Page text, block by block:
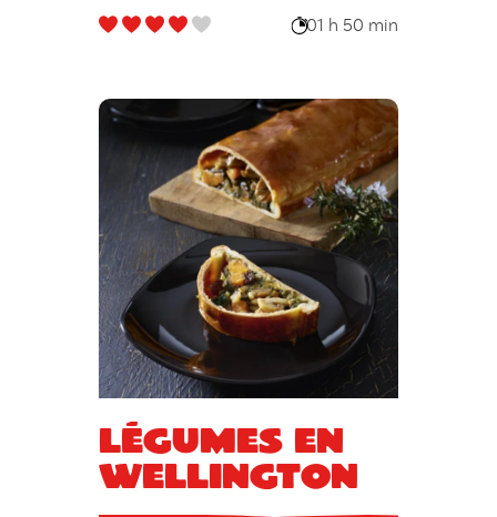
01 h 50 min
Légumes en
Wellington